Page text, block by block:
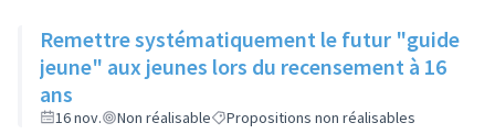
Remettre systématiquement le futur "guide
jeune" aux jeunes lors du recensement à 16
ans
16 nov. Non réalisable Propositions non réalisables